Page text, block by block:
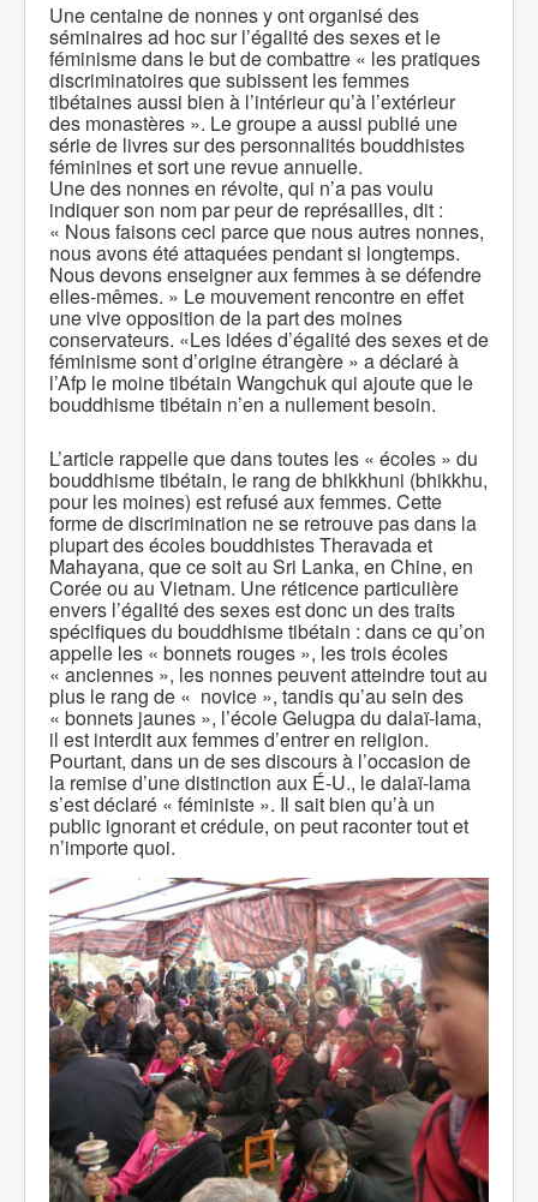
Une centaine de nonnes y ont organisé des
séminaires ad hoc sur l’égalité des sexes et le
féminisme dans le but de combattre « les pratiques
discriminatoires que subissent les femmes
tibétaines aussi bien à l’intérieur qu’à l’extérieur
des monastères ». Le groupe a aussi publié une
série de livres sur des personnalités bouddhistes
féminines et sort une revue annuelle.
Une des nonnes en révolte, qui n’a pas voulu
indiquer son nom par peur de représailles, dit :
« Nous faisons ceci parce que nous autres nonnes,
nous avons été attaquées pendant si longtemps.
Nous devons enseigner aux femmes à se défendre
elles-mêmes. » Le mouvement rencontre en effet
une vive opposition de la part des moines
conservateurs. «Les idées d’égalité des sexes et de
féminisme sont d’origine étrangère » a déclaré à
l’Afp le moine tibétain Wangchuk qui ajoute que le
bouddhisme tibétain n’en a nullement besoin.
L’article rappelle que dans toutes les « écoles » du
bouddhisme tibétain, le rang de bhikkhuni (bhikkhu,
pour les moines) est refusé aux femmes. Cette
forme de discrimination ne se retrouve pas dans la
plupart des écoles bouddhistes Theravada et
Mahayana, que ce soit au Sri Lanka, en Chine, en
Corée ou au Vietnam. Une réticence particulière
envers l’égalité des sexes est donc un des traits
spécifiques du bouddhisme tibétain : dans ce qu’on
appelle les « bonnets rouges », les trois écoles
« anciennes », les nonnes peuvent atteindre tout au
plus le rang de « novice », tandis qu’au sein des
« bonnets jaunes », l’école Gelugpa du dalaï-lama,
il est interdit aux femmes d’entrer en religion.
Pourtant, dans un de ses discours à l’occasion de
la remise d’une distinction aux É-U., le dalaï-lama
s’est déclaré « féministe ». Il sait bien qu’à un
public ignorant et crédule, on peut raconter tout et
n’importe quoi.